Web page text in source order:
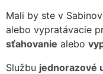
Mali by ste v
alebo vypratávacie
sťahovanie alebo
Službu jednorazové